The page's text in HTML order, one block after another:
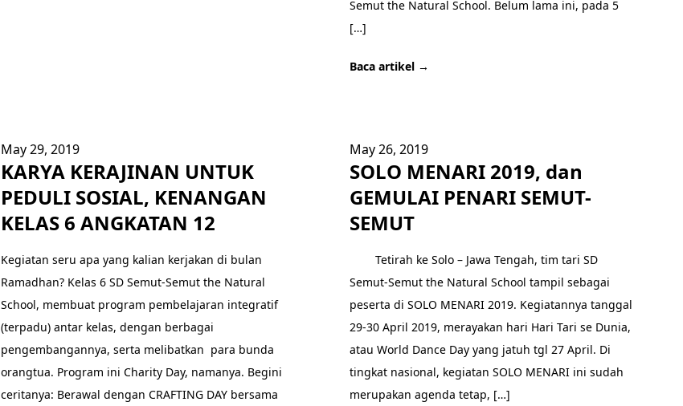
Semut the Natural School. Belum lama ini, pada 5
[…]
Baca artikel →
May 29, 2019
KARYA KERAJINAN UNTUK
PEDULI SOSIAL, KENANGAN
KELAS 6 ANGKATAN 12
Kegiatan seru apa yang kalian kerjakan di bulan
Ramadhan? Kelas 6 SD Semut-Semut the Natural
School, membuat program pembelajaran integratif
(terpadu) antar kelas, dengan berbagai
pengembangannya, serta melibatkan para bunda
orangtua. Program ini Charity Day, namanya. Begini
ceritanya: Berawal dengan CRAFTING DAY bersama
May 26, 2019
SOLO MENARI 2019, dan
GEMULAI PENARI SEMUT-
SEMUT
Tetirah ke Solo – Jawa Tengah, tim tari SD
Semut-Semut the Natural School tampil sebagai
peserta di SOLO MENARI 2019. Kegiatannya tanggal
29-30 April 2019, merayakan hari Hari Tari se Dunia,
atau World Dance Day yang jatuh tgl 27 April. Di
tingkat nasional, kegiatan SOLO MENARI ini sudah
merupakan agenda tetap, […]